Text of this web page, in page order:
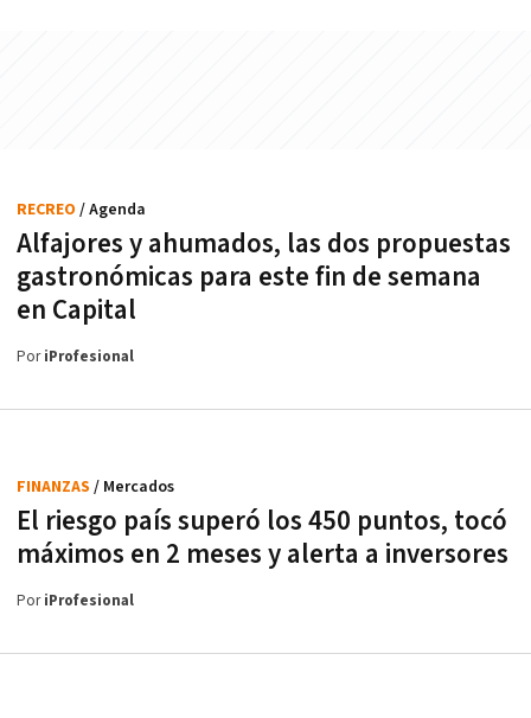
Alfajores y ahumados, las dos propuestas
gastronómicas para este fin de semana
en Capital
RECREO / Agenda
PoriProfesional
El riesgo país superó los 450 puntos, tocó
máximos en 2 meses y alerta a inversores
FINANZAS / Mercados
PoriProfesional